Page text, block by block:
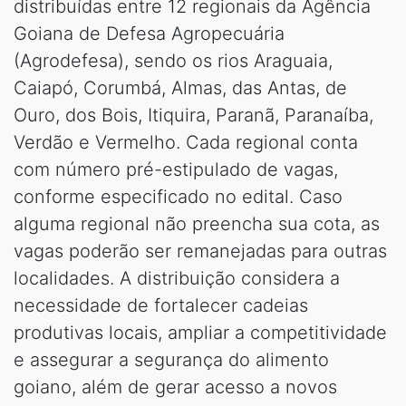
distribuídas entre 12 regionais da Agência
Goiana de Defesa Agropecuária
(Agrodefesa), sendo os rios Araguaia,
Caiapó, Corumbá, Almas, das Antas, de
Ouro, dos Bois, Itiquira, Paranã, Paranaíba,
Verdão e Vermelho. Cada regional conta
com número pré-estipulado de vagas,
conforme especificado no edital. Caso
alguma regional não preencha sua cota, as
vagas poderão ser remanejadas para outras
localidades. A distribuição considera a
necessidade de fortalecer cadeias
produtivas locais, ampliar a competitividade
e assegurar a segurança do alimento
goiano, além de gerar acesso a novos